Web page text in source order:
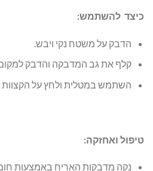
כיצד להשתמש:
הדבק על משטח נקי ויבש.
קלף את גב המדבקה והדבק למקום,
השתמש במטלית ולחץ על הקצוות
טיפול ואחזקה:
נקה מדבקות האריח באמצעות